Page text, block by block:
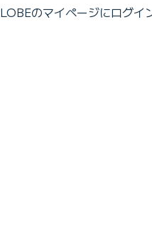
のマイページにログイ